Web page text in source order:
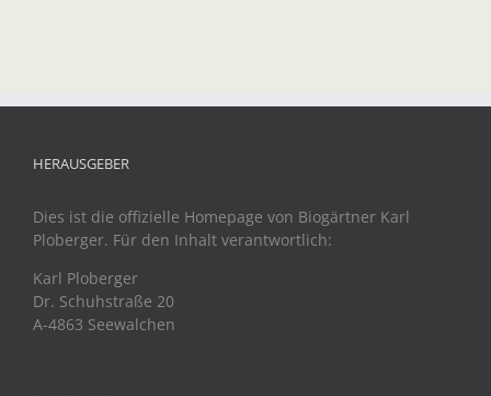
HERAUSGEBER
Dies ist die offizielle Homepage von Biogärtner Karl
Ploberger. Für den Inhalt verantwortlich:
Karl Ploberger
Dr. Schuhstraße 20
A-4863 Seewalchen